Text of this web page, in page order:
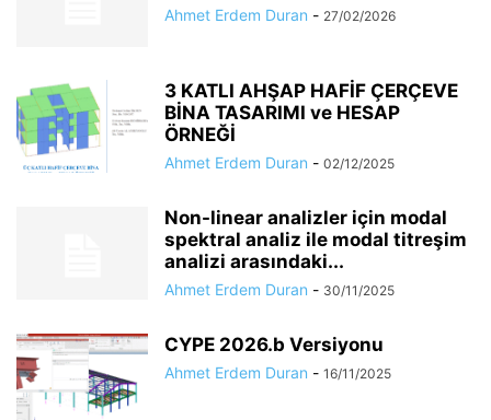
Ahmet Erdem Duran - 27/02/2026
3 KATLI AHŞAP HAFİF ÇERÇEVE
BİNA TASARIMI ve HESAP
ÖRNEĞİ
Ahmet Erdem Duran - 02/12/2025
Non-linear analizler için modal
spektral analiz ile modal titreşim
analizi arasındaki...
Ahmet Erdem Duran - 30/11/2025
CYPE 2026.b Versiyonu
Ahmet Erdem Duran - 16/11/2025